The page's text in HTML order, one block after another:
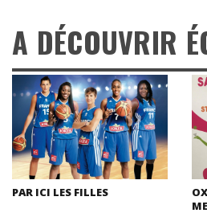
A DÉCOUVRIR
PAR ICI LES FILLES